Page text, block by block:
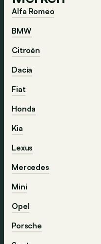
Alfa Romeo
BMW
Citroën
Dacia
Fiat
Honda
Kia
Lexus
Mercedes
Mini
Opel
Porsche